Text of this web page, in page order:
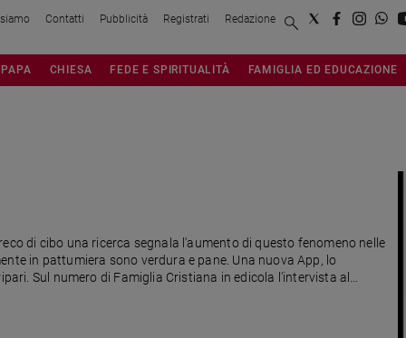
Contatti Pubblicità Registrati Redazione
PAPA CHIESA FEDE E SPIRITUALITÀ FAMIGLIA ED EDUCAZIONE
di cibo una ricerca segnala l'aumento di questo fenomeno nelle
in pattumiera sono verdura e pane. Una nuova App, lo
Sul numero di Famiglia Cristiana in edicola l'intervista al